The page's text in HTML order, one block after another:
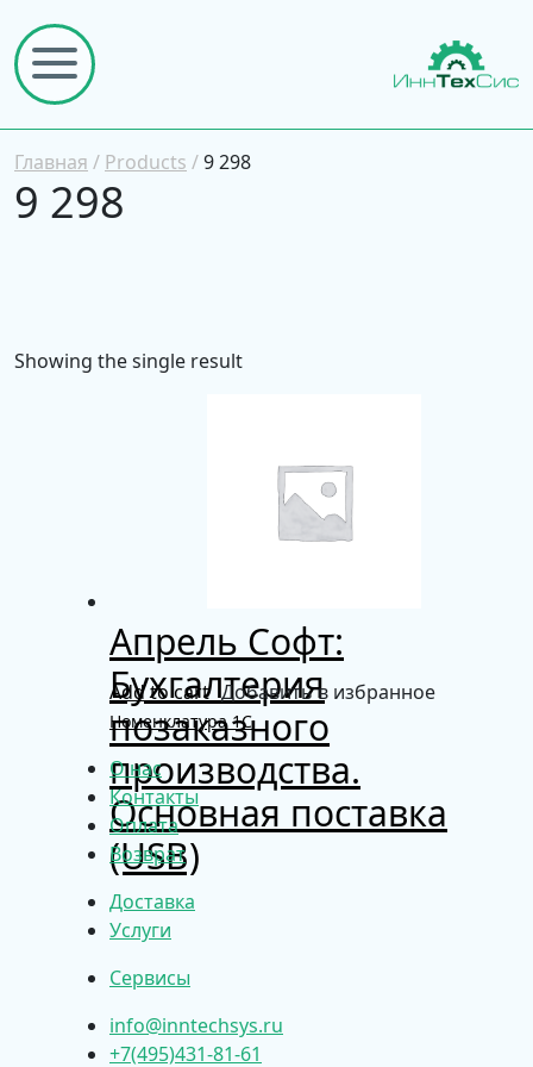
Главная / Products /9 298
9 298
Showing the single result
Апрель Софт:
Бухгалтерия
позаказного
производства.
Основная поставка
(USB)
Add to cart Добавить в избранное
Номенклатура 1С
О нас
Контакты
Оплата
Возврат
Доставка
Услуги
Сервисы
info@inntechsys.ru
+7(495)431-81-61